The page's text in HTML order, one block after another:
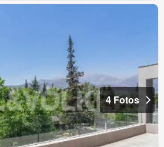
4 Fotos